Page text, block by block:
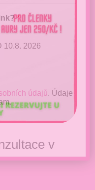
v
*
10.8. 2026
údajů. Údaje